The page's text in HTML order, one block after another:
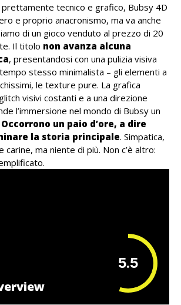
tecnico e grafico, Bubsy 4D
e proprio anacronismo, ma va anche
di un gioco venduto al prezzo di 20
Il titolo non avanza alcuna
, presentandosi con una pulizia visiva
stesso minimalista – gli elementi a
le texture pure. La grafica
visivi costanti e a una direzione
l’immersione nel mondo di Bubsy un
Occorrono un paio d’ore, a dire
la storia principale. Simpatica,
carine, ma niente di più. Non c’è altro:
5.5